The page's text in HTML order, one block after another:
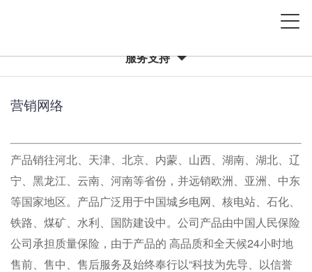
服务支持
营销网络
产品销往河北、天津、北京、内蒙、山西、湖南、湖北、辽
宁、黑龙江、云南、河南等省份，并远销欧洲、亚洲、中东
等国家地区。产品广泛用于中国城乡电网、核电站、石化、
铁路、煤矿、水利、国防建设中。公司产品由中国人民保险
公司承担质量保险，由于产品的 高品质和全天候24小时地
售前、售中、售后服务及始终奉行以“科技为先导、以信誉